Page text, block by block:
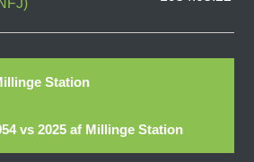
Station
vs 2025 af Millinge Station